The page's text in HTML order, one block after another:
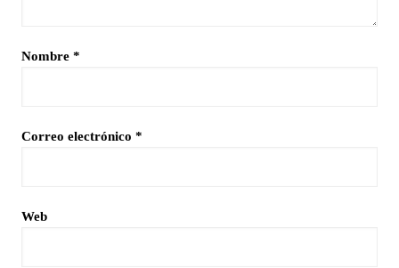
Nombre *
Correo electrónico *
Web